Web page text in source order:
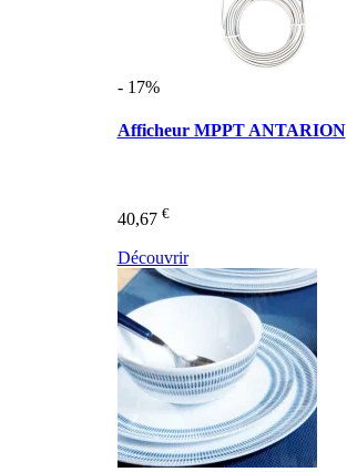
- 17%
Afficheur MPPT ANTARION
40,67 €
Découvrir